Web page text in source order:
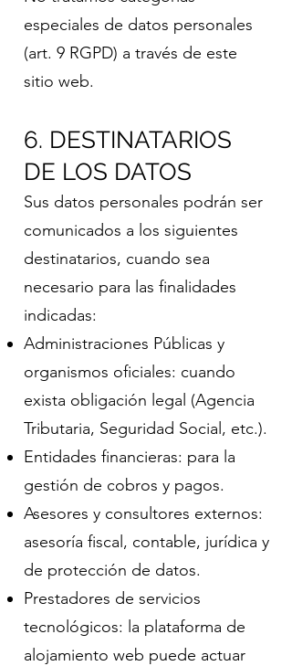
especiales de datos personales
(art. 9 RGPD) a través de este
sitio web.
6. DESTINATARIOS
DE LOS DATOS
Sus datos personales podrán ser
comunicados a los siguientes
destinatarios, cuando sea
necesario para las finalidades
indicadas:
Administraciones Públicas y
organismos oficiales: cuando
exista obligación legal (Agencia
Tributaria, Seguridad Social, etc.).
Entidades financieras: para la
gestión de cobros y pagos.
Asesores y consultores externos:
asesoría fiscal, contable, jurídica y
de protección de datos.
Prestadores de servicios
tecnológicos: la plataforma de
alojamiento web puede actuar